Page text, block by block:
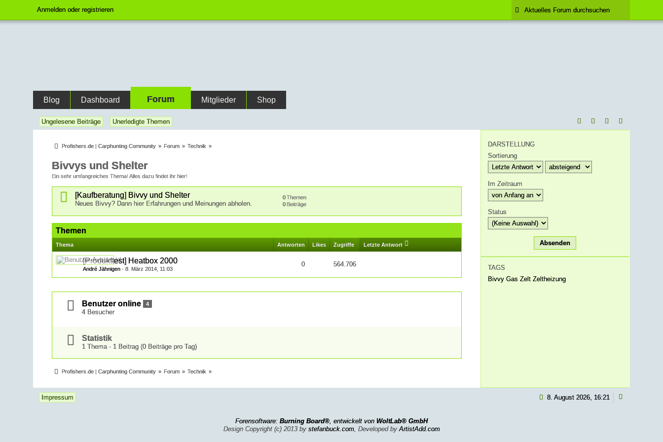
Anmelden oder registrieren
Blog Dashboard Forum Mitglieder Shop
Ungelesene Beiträge Unerledigte Themen
Profishers.de | Carphunting Community » Forum » Technik »
Bivvys und Shelter
Ein sehr umfangreiches Thema! Alles dazu findet ihr hier!
[Kaufberatung] Bivvy und Shelter
Neues Bivvy? Dann hier Erfahrungen und Meinungen abholen.
Themen
0
Beiträge
0
Themen
Thema Antworten Likes Zugriffe Letzte Antwort
[Produkttest] Heatbox 2000
André Jähnigen -8. März 2014, 11:03
0 564.706
Benutzer online 4
4 Besucher
Statistik
1 Thema - 1 Beitrag (0 Beiträge pro Tag)
Profishers.de | Carphunting Community » Forum » Technik »
DARSTELLUNG
Sortierung
Im Zeitraum
Status
TAGS
Bivvy Gas Zelt Zeltheizung
Impressum 8. August 2026, 16:21
Forensoftware: Burning Board®, entwickelt von WoltLab® GmbH
Design Copyright (c) 2013 by stefanbuck.com, Developed byArtistAdd.com